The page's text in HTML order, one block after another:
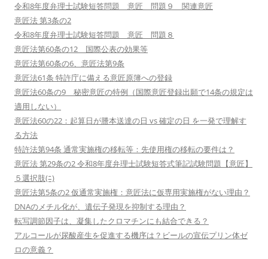
令和8年度弁理士試験短答問題 意匠 問題９ 関連意匠
意匠法 第3条の2
令和8年度弁理士試験短答問題 意匠 問題８
意匠法第60条の12 国際公表の効果等
意匠法第60条の6、意匠法第9条
意匠法61条 特許庁に備える意匠原簿への登録
意匠法60条の9 秘密意匠の特例（国際意匠登録出願で14条の規定は
適用しない）
意匠法60の22：起算日が謄本送達の日 vs 確定の日 を一発で理解す
る方法
特許法第94条 通常実施権の移転等：先使用権の移転の要件は？
意匠法 第29条の2 令和8年度弁理士試験短答式筆記試験問題【意匠】
５選択肢(ﾆ)
意匠法第5条の2 仮通常実施権：意匠法に仮専用実施権がない理由？
DNAのメチル化が、遺伝子発現を抑制する理由？
転写調節因子は、凝集したクロマチンにも結合できる？
アルコールが尿酸産生を促進する機序は？ビールの宣伝プリン体ゼ
ロの意義？